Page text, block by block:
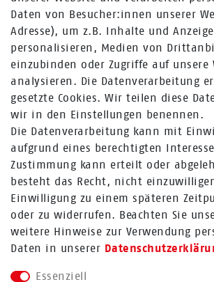
Daten von Besucher:innen unserer
Adresse), um z.B. Inhalte und
personalisieren, Medien von
einzubinden oder Zugriffe auf unsere
analysieren. Die Datenverarbeitung
gesetzte Cookies. Wir teilen diese
wir in den Einstellungen benennen.
Die Datenverarbeitung kann mit
aufgrund eines berechtigten
Zustimmung kann erteilt oder
besteht das Recht, nicht
Einwilligung zu einem späteren
oder zu widerrufen. Beachten Sie
weitere Hinweise zur Verwendung
Daten in unserer
Essenziell
Fragen zur Bestellung:
+49 (0) 241 / 95 78 26 11
Fragen zu Produkten:
+49 (0) 2224 / 1805 - 84
Zum Kontaktformular
Mehr über Rabenhorst ®
FOLGE UNS